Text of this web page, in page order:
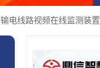
输电线路视频在线监测装置